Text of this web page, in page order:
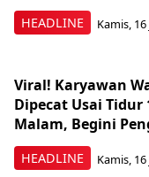
HEADLINE Kamis,
HEADLINE
Viral! Karyawan
Dipecat Usai Tidur
Malam, Begini
Kamis,